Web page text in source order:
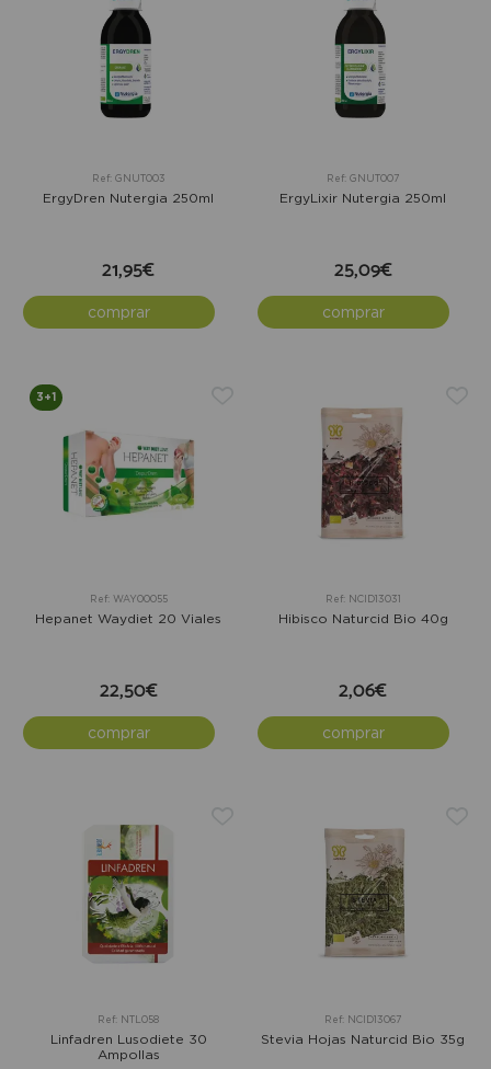
Ref: GNUT003
ErgyDren Nutergia 250ml
21,95€
comprar
Ref: GNUT007
ErgyLixir Nutergia 250ml
25,09€
comprar
3+1
Ref: WAY00055
Hepanet Waydiet 20 Viales
22,50€
comprar
Ref: NCID13031
Hibisco Naturcid Bio 40g
2,06€
comprar
Ref: NTL058
Linfadren Lusodiete 30
Ampollas
Ref: NCID13067
Stevia Hojas Naturcid Bio 35g